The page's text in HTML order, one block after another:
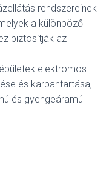
rendszereinek
a különböző
biztosítják az
elektromos
és karbantartása,
és gyengeáramú